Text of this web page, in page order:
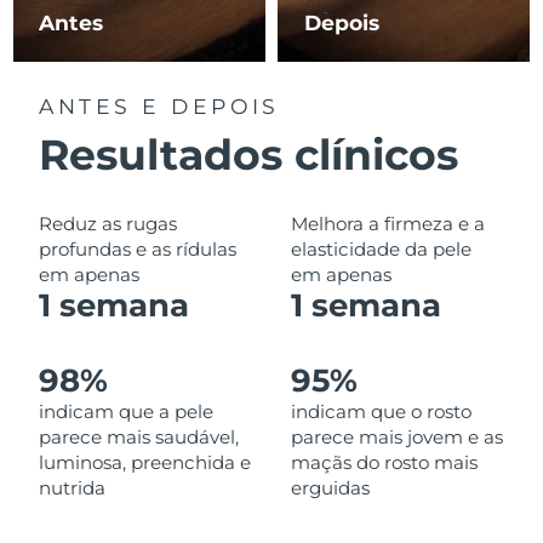
Antes Depois
ANTES E DEPOIS
Resultados clínicos
Reduz as rugas
profundas e as rídulas
em apenas
1 semana
Melhora a firmeza e a
elasticidade da pele
em apenas
1 semana
98%
indicam que a pele
parece mais saudável,
luminosa, preenchida e
nutrida
95%
indicam que o rosto
parece mais jovem e as
maçãs do rosto mais
erguidas
Omã Entrega prevista
Entrega prevista
Porto Rico Entrega prevista8/12/26
Catar Entrega prevista
Romênia Entrega prevista8/10/26
Rússia Entrega prevista8/18/26